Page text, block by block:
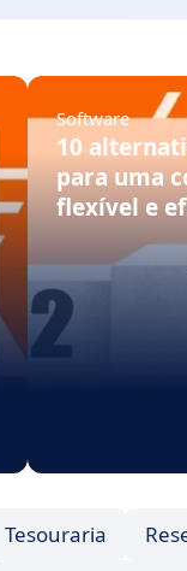
Software
10
para uma
flexível e
Tesouraria